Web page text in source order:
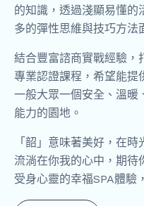
的知識，透過淺顯易懂的
多的彈性思維與技巧方法
結合豐富諮商實戰經驗，
專業認證課程，希望能提
一般大眾一個安全、溫暖
能力的園地。
「韶」意味著美好，在
流淌在你我的心中，期待
受身心靈的幸福SPA體驗